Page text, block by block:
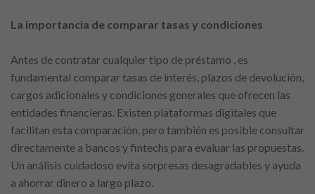
La importancia de comparar tasas y condiciones
Antes de contratar cualquier tipo de préstamo , es
fundamental comparar tasas de interés, plazos de devolución,
cargos adicionales y condiciones generales que ofrecen las
entidades financieras. Existen plataformas digitales que
facilitan esta comparación, pero también es posible consultar
directamente a bancos y fintechs para evaluar las propuestas.
Un análisis cuidadoso evita sorpresas desagradables y ayuda
a ahorrar dinero a largo plazo.